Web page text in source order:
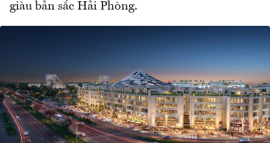
giàu bản sắc Hải Phòng.